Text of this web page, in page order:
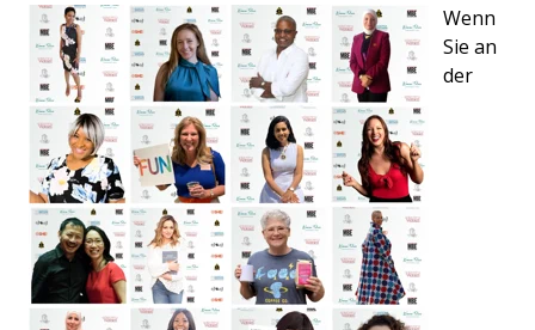
Wenn
Sie an
der